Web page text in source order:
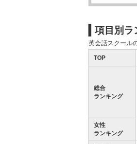
項目別ラ
英会話スクール
TOP
総合
ランキング
女性
ランキング